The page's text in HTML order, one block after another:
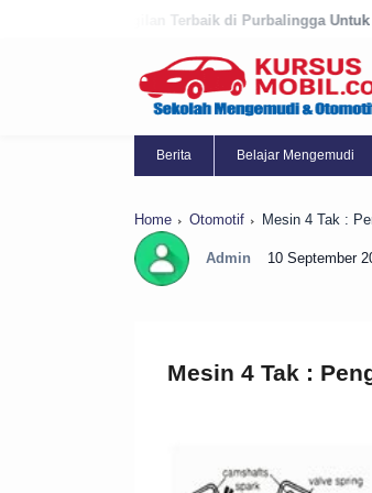
Terbaik di Purbalingga Untuk Anda 11 Daftar
Berita Belajar Mengemudi
Home Otomotif Mesin 4 Tak :
Admin 10 September
Mesin 4 Tak :